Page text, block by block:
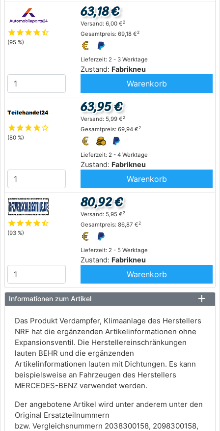
starstarstarstarstar_half
(95 %)
Lieferzeit: 2 - 3 Werktage
Zustand: Fabrikneu
63,18 €
Versand: 6,00 €2
Gesamtpreis: 69,18 €2
Warenkorb
starstarstarstarstar_outline
(80 %)
Lieferzeit: 2 - 4 Werktage
Zustand: Fabrikneu
63,95 €
Versand: 5,99 €2
Gesamtpreis: 69,94 €2
Warenkorb
starstarstarstarstar_half
(93 %)
Lieferzeit: 2 - 5 Werktage
Zustand: Fabrikneu
80,92 €
Versand: 5,95 €2
Gesamtpreis: 86,87 €2
Warenkorb
Informationen zum Artikel
Das Produkt Verdampfer, Klimaanlage des Herstellers
NRF hat die ergänzenden Artikelinformationen ohne
Expansionsventil. Die Herstellereinschränkungen
lauten BEHR und die ergänzenden
Artikelinformationen lauten mit Dichtungen. Es kann
beispielsweise an Fahrzeugen des Herstellers
MERCEDES-BENZ verwendet werden.
Der angebotene Artikel wird unter anderem unter den
Original Ersatzteilnummern
bzw. Vergleichsnummern 2038300158, 2098300158,